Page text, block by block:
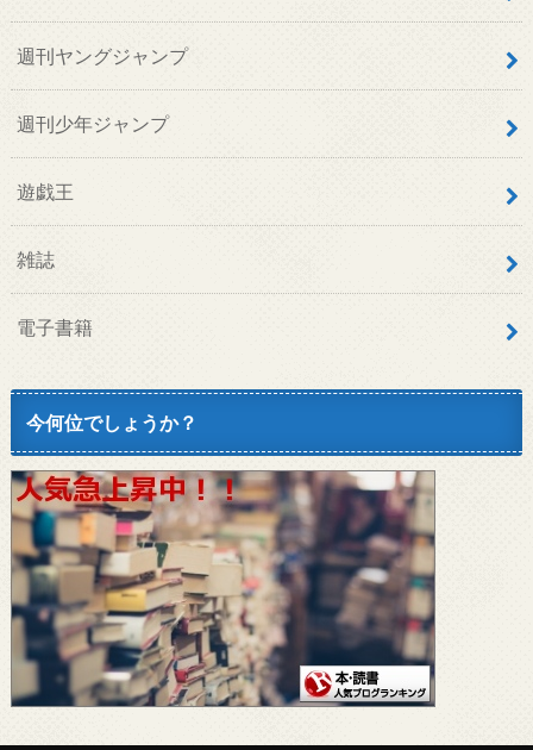
週刊ヤングジャンプ
週刊少年ジャンプ
遊戯王
雑誌
電子書籍
今何位でしょうか？